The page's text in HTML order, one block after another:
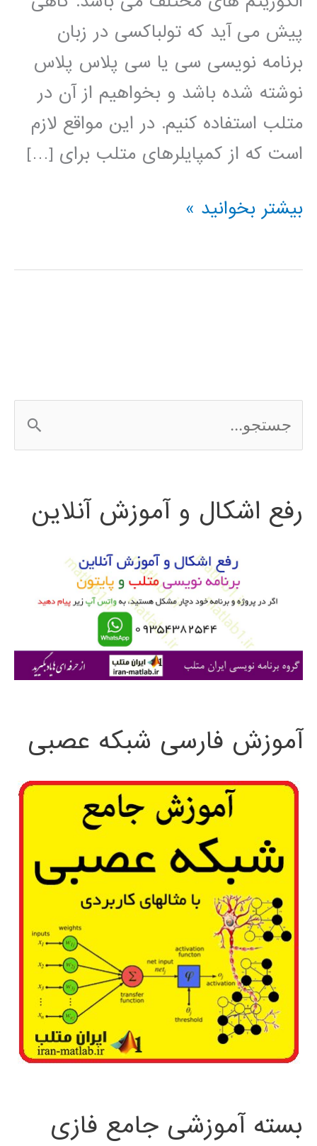
پیش می آید که تولباکسی در زبان
برنامه نویسی سی یا سی پلاس پلاس
نوشته شده باشد و بخواهیم از آن در
متلب استفاده کنیم. در این مواقع لازم
است که از کمپایلرهای متلب برای […]
نصب
C
بیشتر بخوانید »
س
ج
ی
رفع اشکال و آموزش آنلاین
آموزش فارسی شبکه عصبی
بسته آموزشی جامع فازی